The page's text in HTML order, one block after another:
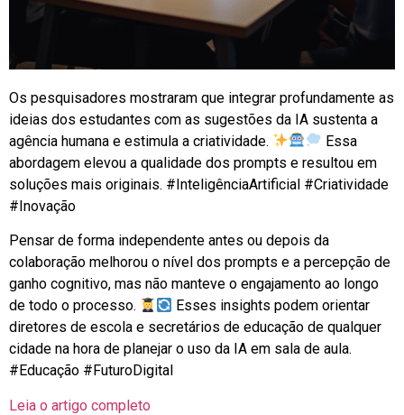
Os pesquisadores mostraram que integrar profundamente as
ideias dos estudantes com as sugestões da IA sustenta a
agência humana e estimula a criatividade.
Essa
abordagem elevou a qualidade dos prompts e resultou em
soluções mais originais. #InteligênciaArtificial #Criatividade
#Inovação
Pensar de forma independente antes ou depois da
colaboração melhorou o nível dos prompts e a percepção de
ganho cognitivo, mas não manteve o engajamento ao longo
de todo o processo.
Esses insights podem orientar
diretores de escola e secretários de educação de qualquer
cidade na hora de planejar o uso da IA em sala de aula.
#Educação #FuturoDigital
Leia o artigo completo